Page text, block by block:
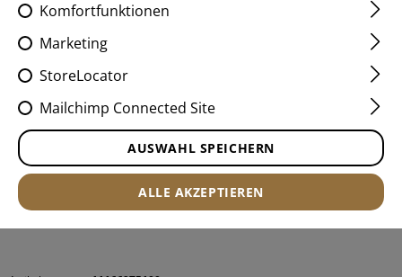
Komfortfunktionen
Marketing
StoreLocator
Mailchimp Connected Site
AUSWAHL SPEICHERN
ALLE AKZEPTIEREN